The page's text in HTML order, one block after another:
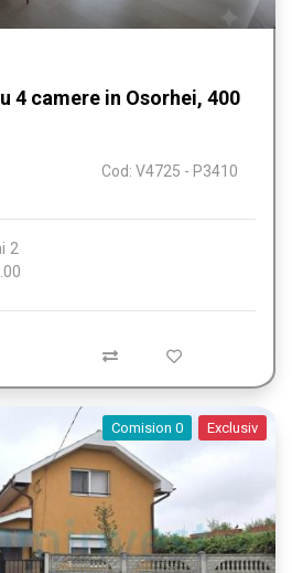
4 camere in Osorhei, 400
Cod: V4725 - P3410
2
Comision 0 Exclusiv